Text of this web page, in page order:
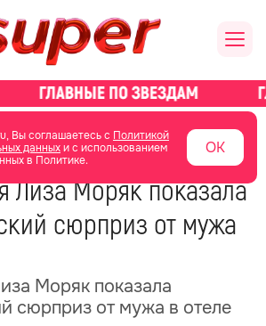
Вы соглашаетесь с Политикой
данныхи с использованием
в Политике.
ОК
о звездах новости
Лиза Моряк показала
сюрприз от мужа
Моряк показала
сюрприз от мужа в отеле